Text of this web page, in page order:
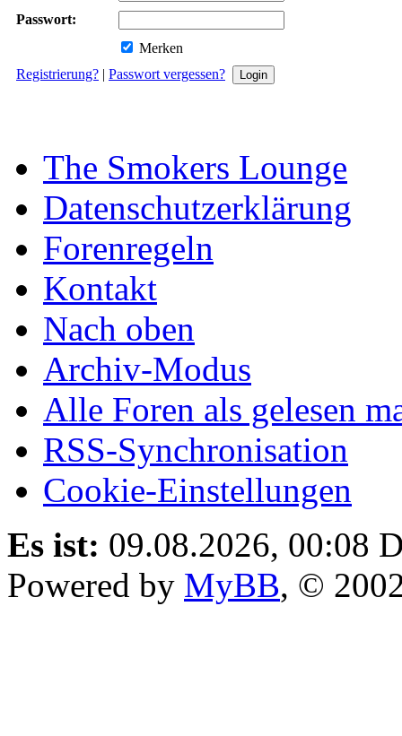
Passwort:
Merken
Registrierung? | Passwort vergessen?
The Smokers Lounge
Datenschutzerklärung
Forenregeln
Kontakt
Nach oben
Archiv-Modus
Alle Foren als gelesen
RSS-Synchronisation
Cookie-Einstellungen
Es ist: 09.08.2026, 00:08
Powered by MyBB, ©